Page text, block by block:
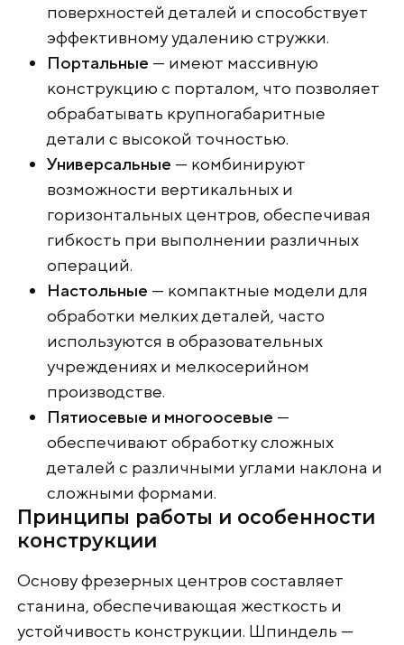
поверхностей деталей и способствует
эффективному удалению стружки.
Портальные — имеют массивную
конструкцию с порталом, что позволяет
обрабатывать крупногабаритные
детали с высокой точностью.
Универсальные — комбинируют
возможности вертикальных и
горизонтальных центров, обеспечивая
гибкость при выполнении различных
операций.
Настольные — компактные модели для
обработки мелких деталей, часто
используются в образовательных
учреждениях и мелкосерийном
производстве.
Пятиосевые и многоосевые —
обеспечивают обработку сложных
деталей с различными углами наклона и
сложными формами.
Принципы работы и особенности
конструкции
Основу фрезерных центров составляет
станина, обеспечивающая жесткость и
устойчивость конструкции. Шпиндель —